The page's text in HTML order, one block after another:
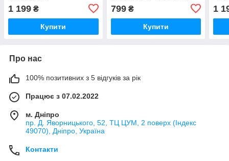
1 199 ₴
Купити
799₴
Купити
1
Про нас
100% позитивних з 5 відгуків за рік
Працює з 07.02.2022
м. Дніпро
пр. Д. Яворницького, 52, ТЦ ЦУМ, 2 поверх (Індекс
49070), Дніпро, Україна
Контакти